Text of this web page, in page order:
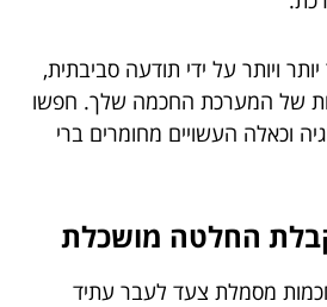
ויותר על ידי תודעה סביבתית,
של המערכת החכמה שלך. חפשו
וכאלה העשויים מחומרים ברי
החלטה מושכלת
מסמלת צעד לעבר עתיד